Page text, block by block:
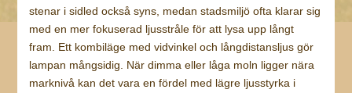
stenar i sidled också syns, medan stadsmiljö ofta klarar sig
med en mer fokuserad ljusstråle för att lysa upp långt
fram. Ett kombiläge med vidvinkel och långdistansljus gör
lampan mångsidig. När dimma eller låga moln ligger nära
marknivå kan det vara en fördel med lägre ljusstyrka i